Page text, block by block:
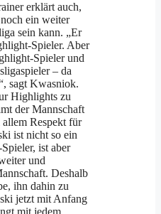
erklärt auch,
ein weiter
sein kann. „Er
Spieler. Aber
Spieler und
– da
sagt Kwasniok.
Highlights zu
der Mannschaft
Respekt für
ist nicht so ein
ist aber
und
Deshalb
ihn dahin zu
jetzt mit Anfang